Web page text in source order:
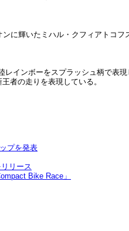
に輝いたミハル・クフィアトコ
インボーをスプ­ラッシュ柄で
者の走りを表現している。
プを発表
リース
Bike Race」